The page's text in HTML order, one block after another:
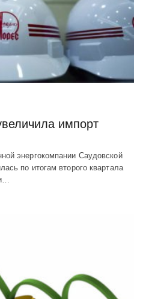
импорт
энергокомпании Саудовской
по итогам второго квартала